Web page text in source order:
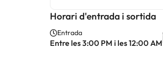
Horari d'entrada i sortida
Entrada
Entre les 3:00 PM i les 12:00 AM